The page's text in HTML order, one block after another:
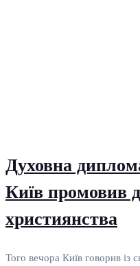
Духовна
Київ промовив
християнства
Того вечора Київ говорив із